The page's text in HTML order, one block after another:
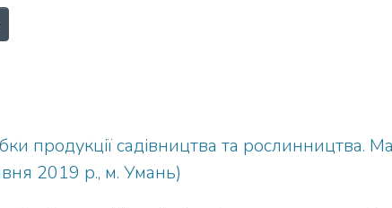
продукції садівництва та рослинництва.
2019 р., м. Умань)